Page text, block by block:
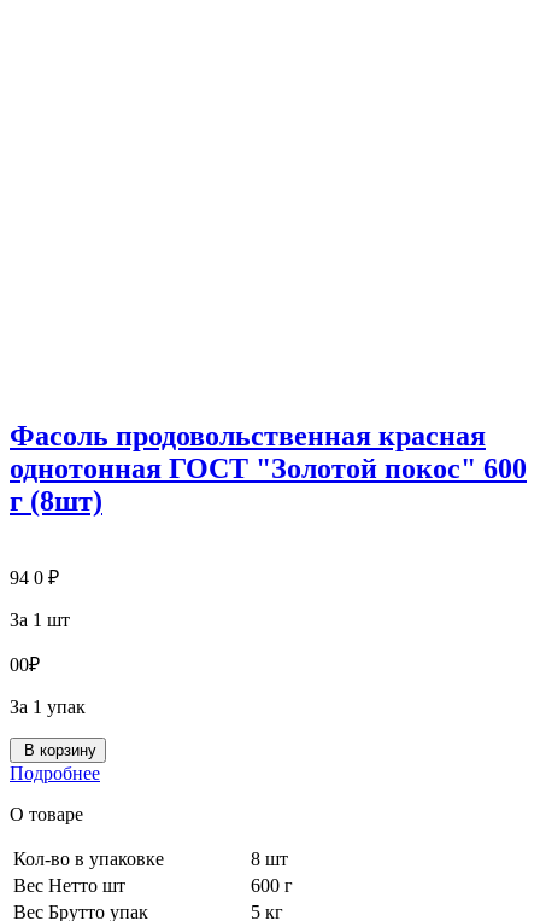
Фасоль продовольственная красная
однотонная ГОСТ "Золотой покос" 600
г (8шт)
94 0 ₽
За 1 шт
00₽
За 1 упак
В корзину
Подробнее
О товаре
Кол-во в упаковке
8 шт
Вес Нетто шт
600 г
Вес Брутто упак
5 кг